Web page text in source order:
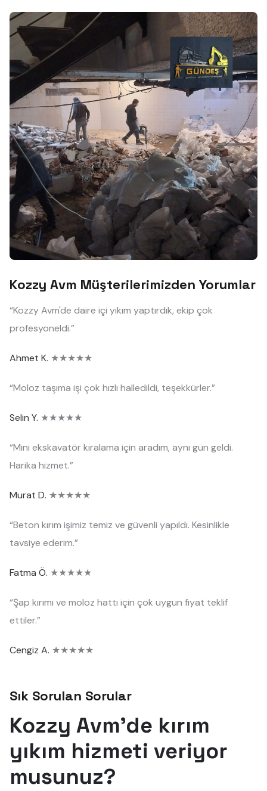
Kozzy Avm Müşterilerimizden Yorumlar
“Kozzy Avm'de daire içi yıkım yaptırdık, ekip çok
profesyoneldi.”
Ahmet K. ★★★★★
“Moloz taşıma işi çok hızlı halledildi, teşekkürler.”
Selin Y. ★★★★★
“Mini ekskavatör kiralama için aradım, aynı gün geldi.
Harika hizmet.”
Murat D. ★★★★★
“Beton kırım işimiz temiz ve güvenli yapıldı. Kesinlikle
tavsiye ederim.”
Fatma Ö. ★★★★★
“Şap kırımı ve moloz hattı için çok uygun fiyat teklif
ettiler.”
Cengiz A. ★★★★★
Sık Sorulan Sorular
Kozzy Avm'de kırım
yıkım hizmeti veriyor
musunuz?